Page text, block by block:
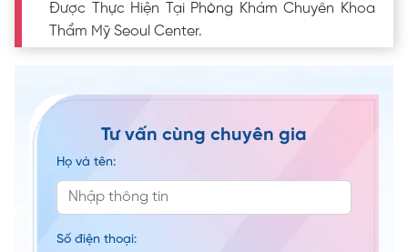
Được Thực Hiện Tại Phòng Khám Chuyên Khoa
Thẩm Mỹ Seoul Center.
Tư vấn cùng chuyên gia
Họ và tên:
Số điện thoại: